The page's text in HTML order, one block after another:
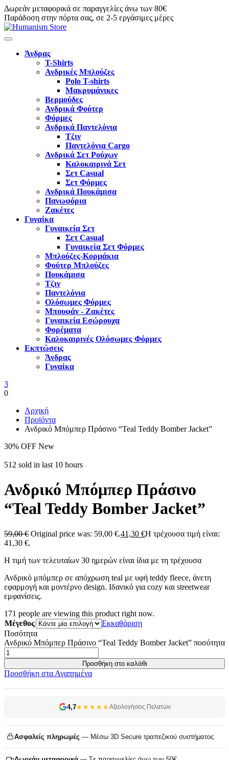
Δωρεάν μεταφορικά σε παραγγελίες άνω των 80€
Παράδοση στην πόρτα σας, σε 2-5 εργάσιμες μέρες
Άνδρας
T-Shirts
Ανδρικές Μπλούζες
Polo T-shirts
Μακρυμάνικες
Βερμούδες
Ανδρικά Φούτερ
Φόρμες
Ανδρικά Παντελόνια
Τζιν
Παντελόνια Cargo
Ανδρικά Σετ Ρούχων
Καλοκαιρινά Σετ
Σετ Casual
Σετ Φόρμες
Ανδρικά Πουκάμισα
Πανωφόρια
Ζακέτες
Γυναίκα
Γυναικεία Σετ
Σετ Casual
Γυναικεία Σετ Φόρμες
Μπλούζες-Κορμάκια
Φούτερ Μπλούζες
Πουκάμισα
Τζιν
Παντελόνια
Ολόσωμες Φόρμες
Μπουφάν - Ζακέτες
Γυναικεία Εσώρουχα
Φορέματα
Καλοκαιρινές Ολόσωμες Φόρμες
Εκπτώσεις
Άνδρας
Γυναίκα
3
0
Αρχική
Προϊόντα
Ανδρικό Μπόμπερ Πράσινο “Teal Teddy Bomber Jacket”
30% OFF New
512 sold in last 10 hours
Ανδρικό Μπόμπερ Πράσινο
“Teal Teddy Bomber Jacket”
59,00€ Original price was: 59,00 €.41,30 €Η τρέχουσα τιμή είναι:
41,30 €.
Η τιμή των τελευταίων 30 ημερών είναι ίδια με τη τρέχουσα
Ανδρικό μπόμπερ σε απόχρωση teal με υφή teddy fleece, άνετη
εφαρμογή και μοντέρνο design. Ιδανικό για cozy και streetwear
εμφανίσεις.
171 people are viewing this product right now.
Μέγεθος
Εκκαθάριση
Ποσότητα
Ανδρικό Μπόμπερ Πράσινο “Teal Teddy Bomber Jacket” ποσότητα
Προσθήκη στο καλάθι
Προσθήκη στα Αγαπημένα
4,7★★★★★Αξιολογήσεις Πελατών
Ασφαλείς πληρωμές — Μέσω 3D Secure τραπεζικού συστήματος